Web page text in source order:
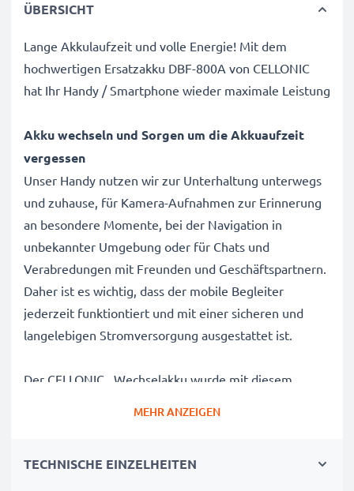
ÜBERSICHT
Lange Akkulaufzeit und volle Energie! Mit dem
hochwertigen Ersatzakku DBF-800A von CELLONIC
hat Ihr Handy / Smartphone wieder maximale Leistung
Akku wechseln und Sorgen um die Akkuaufzeit
vergessen
Unser Handy nutzen wir zur Unterhaltung unterwegs
und zuhause, für Kamera-Aufnahmen zur Erinnerung
an besondere Momente, bei der Navigation in
unbekannter Umgebung oder für Chats und
Verabredungen mit Freunden und Geschäftspartnern.
Daher ist es wichtig, dass der mobile Begleiter
jederzeit funktiontiert und mit einer sicheren und
langelebigen Stromversorgung ausgestattet ist.
Der CELLONIC Wechselakku wurde mit diesem
genug Power für die täglichen, kleinen und großen
MEHR ANZEIGEN
TECHNISCHE EINZELHEITEN